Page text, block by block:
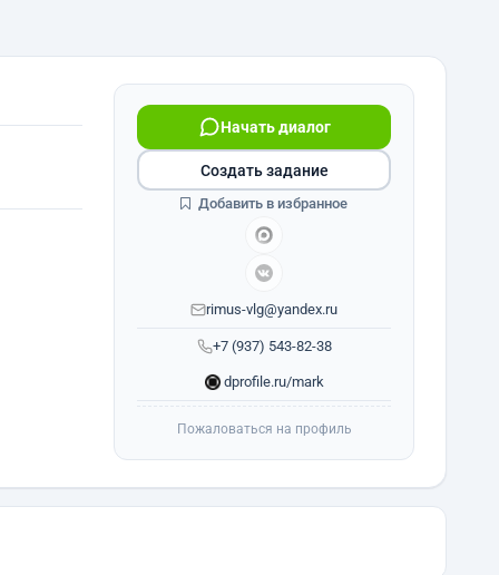
+7 (937) 543-82-38
Начать диалог
rimus-vlg@yandex.ru
dprofile.ru/mark
Создать задание
Добавить в избранное
Пожаловаться на профиль